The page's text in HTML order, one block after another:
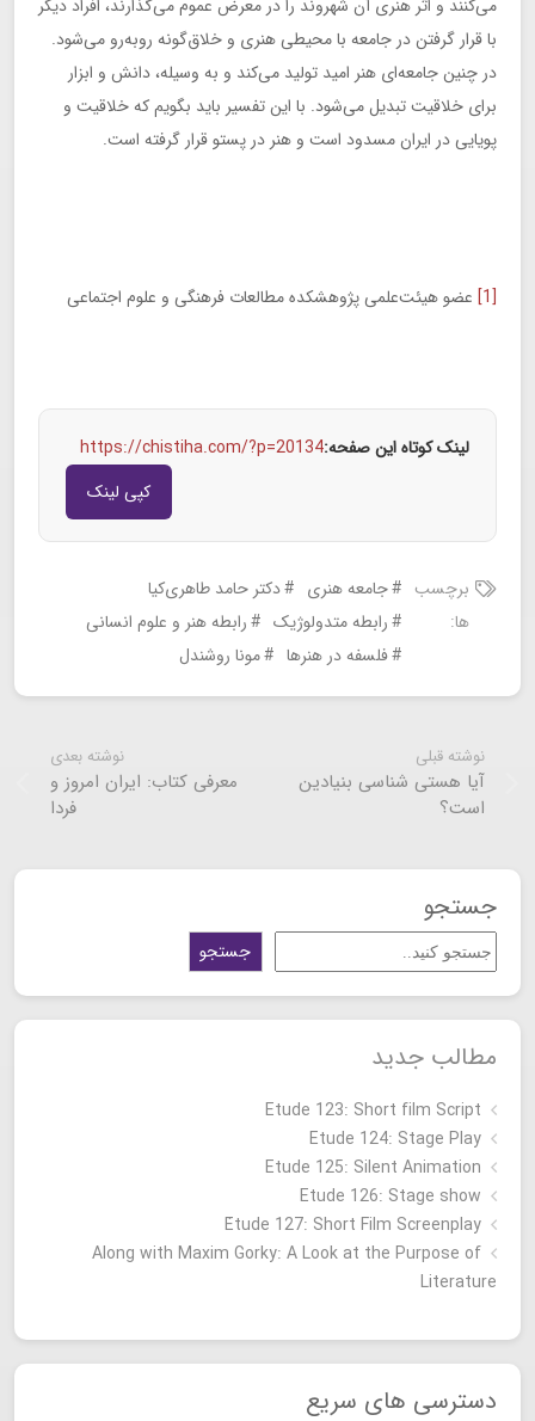
می‌کنند و اثر هنری آن شهروند را در معرض عموم می‌گذارند، افراد دیگر
با قرار گرفتن در جامعه با محیطی هنری و خلاق‌گونه روبه‌رو می‌شود.
در چنین جامعه‌ای هنر امید تولید می‌کند و به وسیله، دانش و ابزار
برای خلاقیت تبدیل می‌شود. با این تفسیر باید بگویم که خلاقیت و
پویایی در ایران مسدود است و هنر در پستو قرار گرفته است.
[1] عضو هیئت‌علمی پژوهشکده مطالعات فرهنگی و علوم اجتماعی
لینک کوتاه این صفحه:https://chistiha.com/?p=20134
کپی لینک
برچسب
ها:
جامعه هنری
دکتر حامد طاهری‌کیا
رابطه متدولوژیک
رابطه هنر و علوم انسانی
فلسفه در هنرها
مونا روشندل
نوشته قبلی
آیا هستی شناسی بنیادین
است؟
نوشته بعدی
معرفی کتاب: ایران امروز و
فردا
جستجو
جستجو
مطالب جدید
Etude 123: Short film Script
Etude 124: Stage Play
Etude 125: Silent Animation
Etude 126: Stage show
Étude 127: Short Film Screenplay
Along with Maxim Gorky: A Look at the Purpose of
Literature
دسترسی های سریع